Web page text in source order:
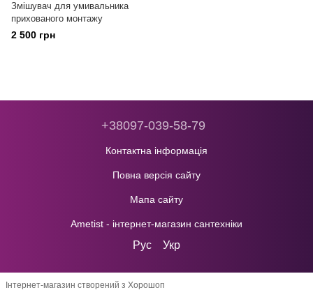
Змішувач для умивальника
прихованого монтажу
2 500 грн
+38097-039-58-79
Контактна інформація
Повна версія сайту
Мапа сайту
Ametist - інтернет-магазин сантехніки
Рус Укр
Інтернет-магазин створений з Хорошоп